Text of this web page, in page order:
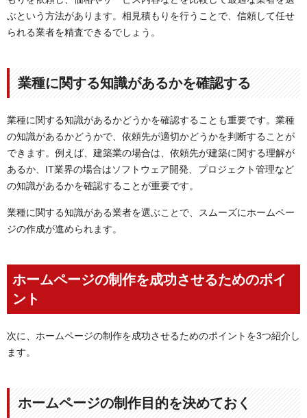
ぶという方法があります。相見積もりを行うことで、信頼して任せ
られる業者を精査できるでしょう。
業種に関する知識があるかを確認する
業種に関する知識があるかどうかを確認することも重要です。業種
の知識があるかどうかで、依頼先が適切かどうかを判断することが
できます。例えば、建築業の場合は、依頼先が建築に関する理解が
あるか、IT業界の場合はソフトウェア開発、プロジェクト管理など
の知識があるかを確認することが重要です。
業種に関する知識がある業者を選ぶことで、スムーズにホームペー
ジの作成が進められます。
ホームページの制作を成功させるためのポイ
ント
次に、ホームページの制作を成功させるためのポイントを3つ紹介し
ます。
ホームページの制作目的を決めておく